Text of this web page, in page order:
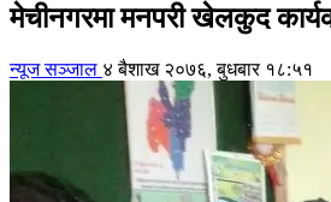
मेचीनगरमा मनपरी खेलकुद
न्यूज सञ्जाल ४ बैशाख २०७६, बुधबार १८:५१